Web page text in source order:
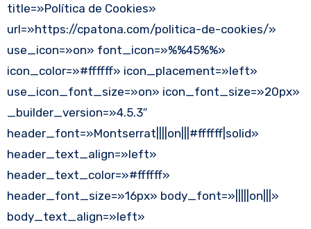
title=»Política de Cookies»
url=»https://cpatona.com/politica-de-cookies/»
use_icon=»on» font_icon=»%%45%%»
icon_color=»#ffffff» icon_placement=»left»
use_icon_font_size=»on» icon_font_size=»20px»
_builder_version=»4.5.3″
header_font=»Montserrat||||on|||#ffffff|solid»
header_text_align=»left»
header_text_color=»#ffffff»
header_font_size=»16px» body_font=»|||||on|||»
body_text_align=»left»